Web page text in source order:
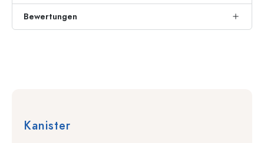
Bewertungen
Kanister